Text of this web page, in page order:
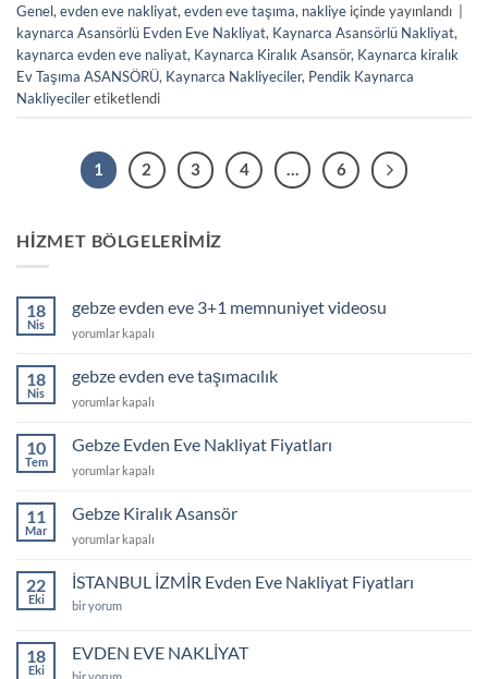
Genel, evden eve nakliyat, evden eve taşıma, nakliye içinde yayınlandı |
kaynarca Asansörlü Evden Eve Nakliyat, Kaynarca Asansörlü Nakliyat,
kaynarca evden eve naliyat, Kaynarca Kiralık Asansör, Kaynarca kiralık
Ev Taşıma ASANSÖRÜ, Kaynarca Nakliyeciler, Pendik Kaynarca
Nakliyecileretiketlendi
1 2 3 4 … 6
HIZMET BÖLGELERIMIZ
18
Nis
gebze evden eve 3+1 memnuniyet videosu
gebze
3+1
memnuniyet
için
yorumlar kapalı
18
Nis
gebze evden eve taşımacılık
gebze
eve
için
yorumlar kapalı
10
Tem
Gebze Evden Eve Nakliyat Fiyatları
Gebze
Eve
Fiyatları
yorumlar kapalı
11
Mar
Gebze Kiralık Asansör
Gebze
Asansör
yorumlar kapalı
22
Eki
İSTANBUL İZMİR Evden Eve Nakliyat Fiyatları
İSTANBUL
Eve
Nakliyat
Fiyatları
bir yorum
18
Eki
EVDEN EVE NAKLİYAT
EVDEN